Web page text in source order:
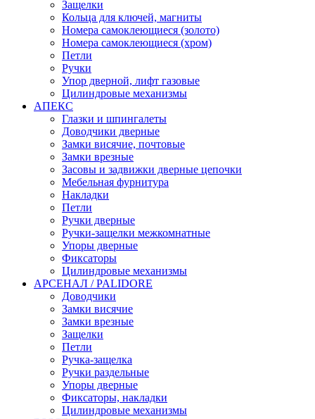
Защелки
Кольца для ключей, магниты
Номера самоклеющиеся (золото)
Номера самоклеющиеся (хром)
Петли
Ручки
Упор дверной, лифт газовые
Цилиндровые механизмы
АПЕКС
Глазки и шпингалеты
Доводчики дверные
Замки висячие, почтовые
Замки врезные
Засовы и задвижки дверные цепочки
Мебельная фурнитура
Накладки
Петли
Ручки дверные
Ручки-защелки межкомнатные
Упоры дверные
Фиксаторы
Цилиндровые механизмы
АРСЕНАЛ / PALIDORE
Доводчики
Замки висячие
Замки врезные
Защелки
Петли
Ручка-защелка
Ручки раздельные
Упоры дверные
Фиксаторы, накладки
Цилиндровые механизмы